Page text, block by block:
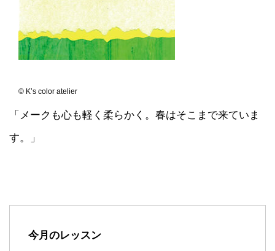
© K’s color atelier
「メークも心も軽く柔らかく。春はそこまで来ていま
す。」
今月のレッスン